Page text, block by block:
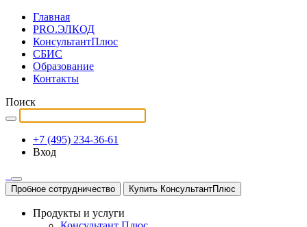
Главная
PRO.ЭЛКОД
КонсультантПлюс
СБИС
Образование
Контакты
Поиск
+7 (495) 234-36-61
Вход
Пробное сотрудничество Купить КонсультантПлюс
Продукты и услуги